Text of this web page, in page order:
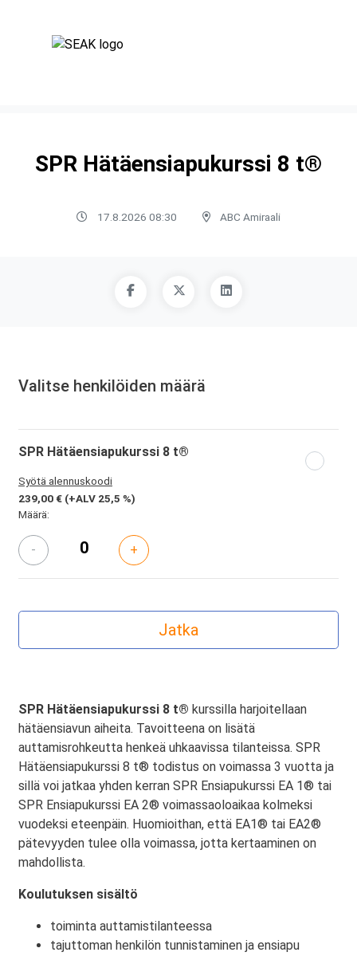
SPR Hätäensiapukurssi 8 t®
17.8.2026 08:30 ABC Amiraali
Valitse henkilöiden määrä
SPR Hätäensiapukurssi 8 t®
Syötä alennuskoodi
239,00 € (+ALV 25,5 %)
Määrä:
- +
SPR Hätäensiapukurssi 8 t® kurssilla harjoitellaan
hätäensiavun aiheita. Tavoitteena on lisätä
auttamisrohkeutta henkeä uhkaavissa tilanteissa. SPR
Hätäensiapukurssi 8 t® todistus on voimassa 3 vuotta ja
sillä voi jatkaa yhden kerran SPR Ensiapukurssi EA 1® tai
SPR Ensiapukurssi EA 2® voimassaoloaikaa kolmeksi
vuodeksi eteenpäin. Huomioithan, että EA1® tai EA2®
pätevyyden tulee olla voimassa, jotta kertaaminen on
mahdollista.
Koulutuksen sisältö
toiminta auttamistilanteessa
tajuttoman henkilön tunnistaminen ja ensiapu